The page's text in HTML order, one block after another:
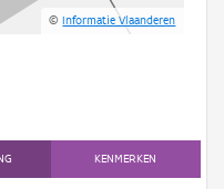
©Informatie Vlaanderen
KENMERKEN